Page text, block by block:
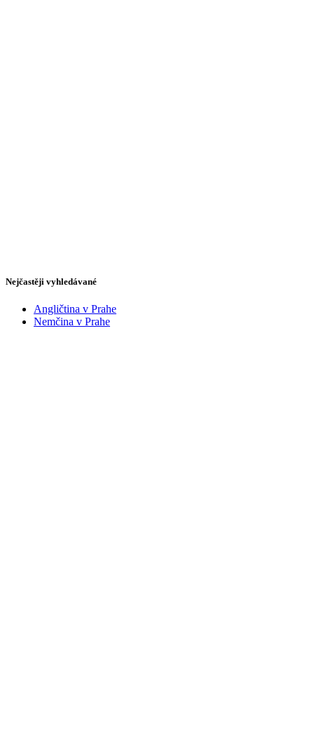
Nejčastěji vyhledávané
Angličtina v Prahe
Nemčina v Prahe